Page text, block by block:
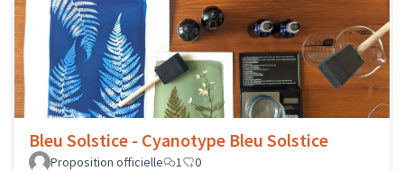
Bleu Solstice - Cyanotype Bleu Solstice
Proposition officielle 1 0